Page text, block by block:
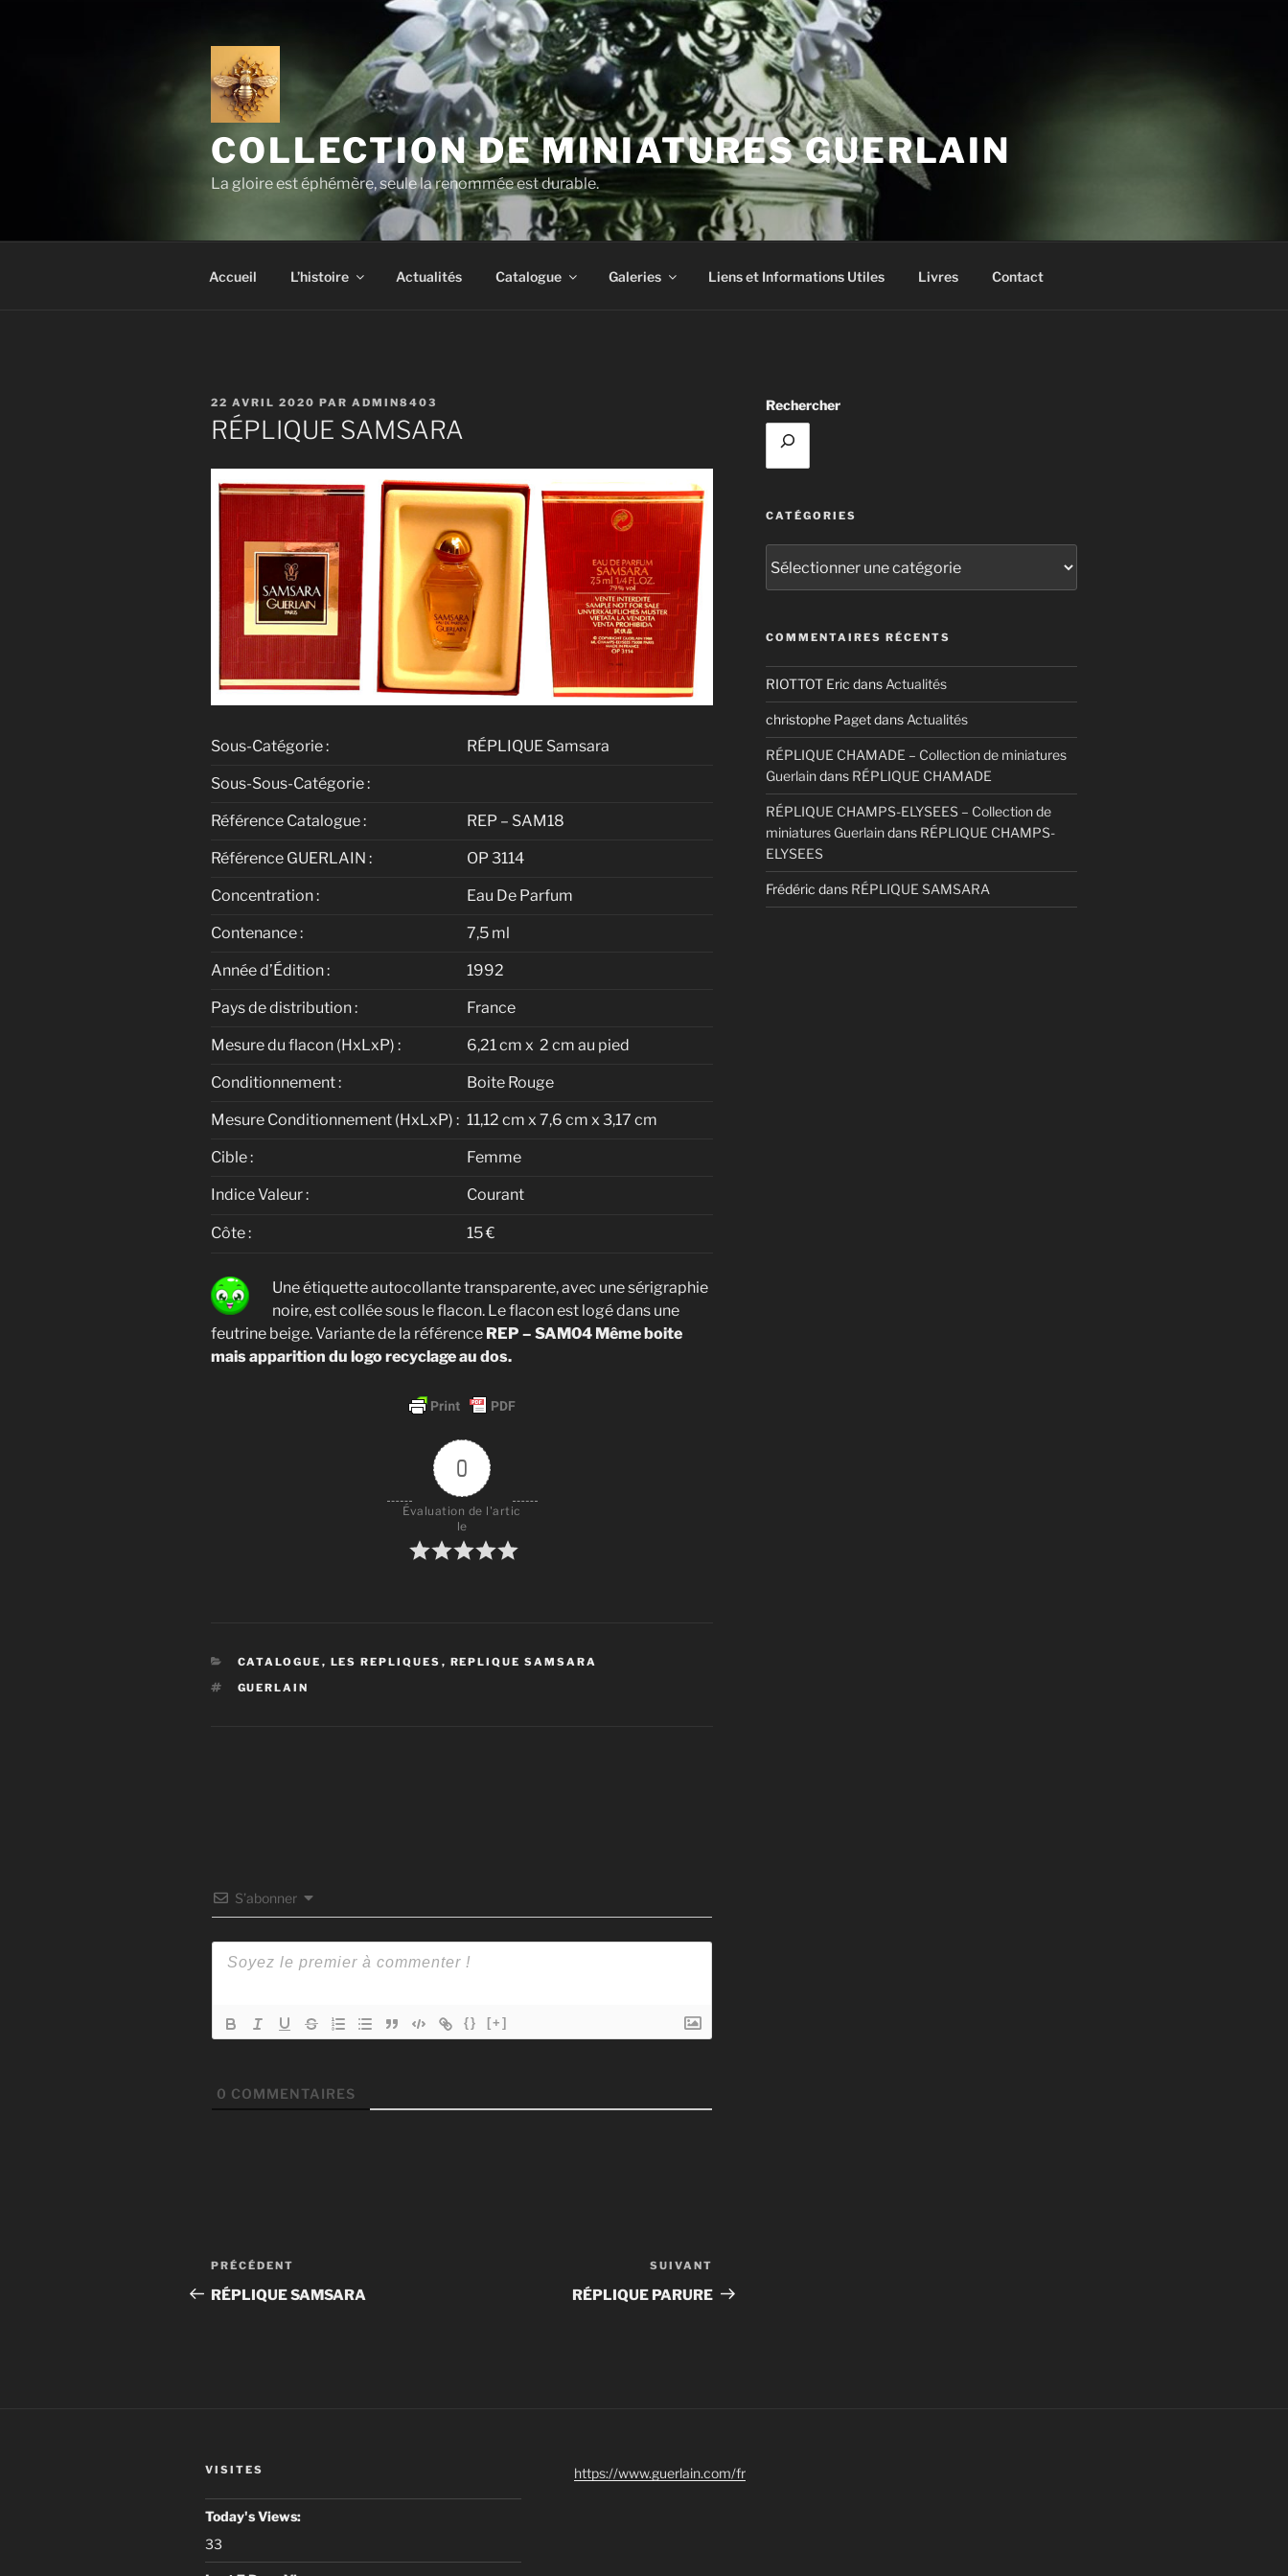
COLLECTION DE MINIATURES GUERLAIN
La gloire est éphémère, seule la renommée est durable.
Accueil L’histoire Actualités Catalogue Galeries Liens et Informations Utiles Livres Contact
PUBLIÉ
LE
22 AVRIL 2020 PAR ADMIN8403
RÉPLIQUE SAMSARA
Sous-Catégorie : RÉPLIQUE Samsara
Sous-Sous-Catégorie :
Référence Catalogue : REP – SAM18
Référence GUERLAIN : OP 3114
Concentration : Eau De Parfum
Contenance : 7,5 ml
Année d’Édition : 1992
Pays de distribution : France
Mesure du flacon (HxLxP) : 6,21 cm x 2 cm au pied
Conditionnement : Boite Rouge
Mesure Conditionnement (HxLxP) : 11,12 cm x 7,6 cm x 3,17 cm
Cible : Femme
Indice Valeur : Courant
Côte : 15 €
Une étiquette autocollante transparente, avec une sérigraphie
noire, est collée sous le flacon. Le flacon est logé dans une
feutrine beige. Variante de la référence REP – SAM04 Même boite
mais apparition du logo recyclage au dos.
0
Évaluation de l'artic
le
CATÉGORIES
CATALOGUE , LES REPLIQUES , REPLIQUE SAMSARA
ÉTIQUETTES
GUERLAIN
S’abonner
{} [+]
0 COMMENTAIRES
Navigation
de
Article
précédent
PRÉCÉDENT
RÉPLIQUE SAMSARA
suivant
SUIVANT
RÉPLIQUE PARURE
Rechercher
CATÉGORIES
COMMENTAIRES RÉCENTS
RIOTTOT Eric dans Actualités
christophe Pagetdans Actualités
RÉPLIQUE CHAMADE – Collection de miniatures
Guerlaindans RÉPLIQUE CHAMADE
RÉPLIQUE CHAMPS-ELYSEES – Collection de
miniatures Guerlaindans RÉPLIQUE CHAMPS-
ELYSEES
Frédéric dans RÉPLIQUE SAMSARA
VISITES
Today's Views:
33
https://www.guerlain.com/fr